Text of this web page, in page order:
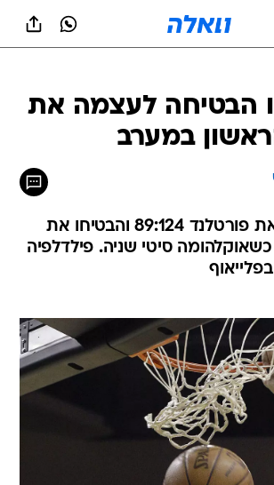
הבטיחה לעצמה את
במערב
הספרס הביסו את פורטלנד 89:124 והבטיחו את
כשאוקלהומה סיטי שניה. פילדלפיה